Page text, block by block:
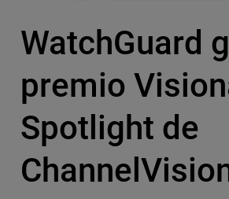
WatchGuard
premio
Spotlight de